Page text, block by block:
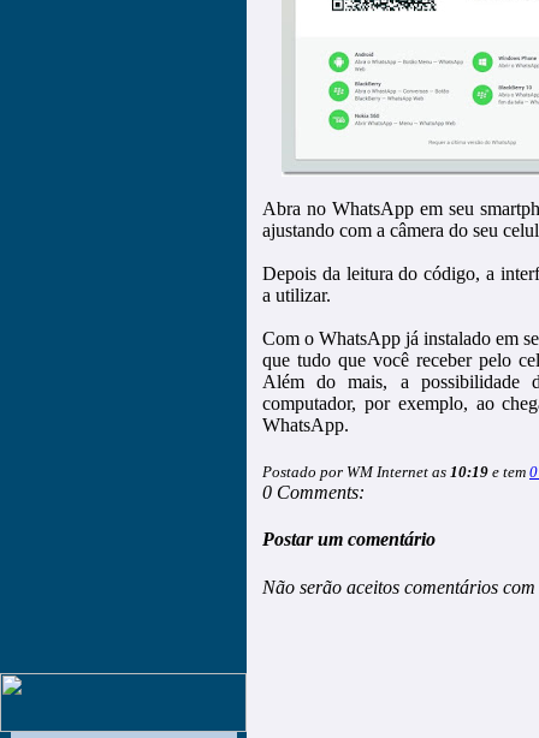
Abra no WhatsApp em seu
ajustando com a câmera do seu
Depois da leitura do código, a
a utilizar.
Com o WhatsApp já instalado em
que tudo que você receber pelo
Além do mais, a possibilidade
computador, por exemplo, ao
WhatsApp.
Postado por WM Internet as 10:19 e tem
0 Comments:
Postar um comentário
Não serão aceitos comentários